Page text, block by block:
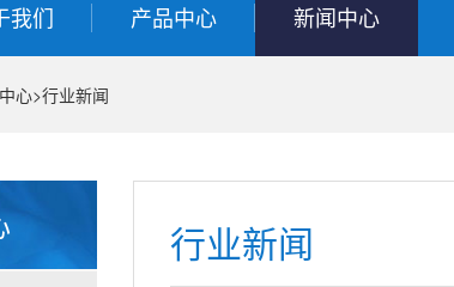
我们 产品中心 新闻中心
心>行业新闻
行业新闻